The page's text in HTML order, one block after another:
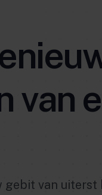
van
gebit van uiterst